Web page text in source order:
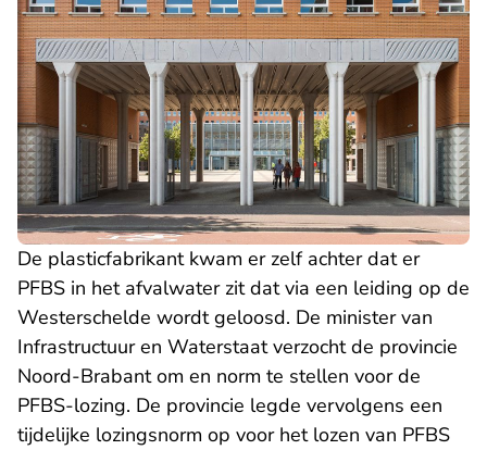
De plasticfabrikant kwam er zelf achter dat er
PFBS in het afvalwater zit dat via een leiding op de
Westerschelde wordt geloosd. De minister van
Infrastructuur en Waterstaat verzocht de provincie
Noord-Brabant om en norm te stellen voor de
PFBS-lozing. De provincie legde vervolgens een
tijdelijke lozingsnorm op voor het lozen van PFBS